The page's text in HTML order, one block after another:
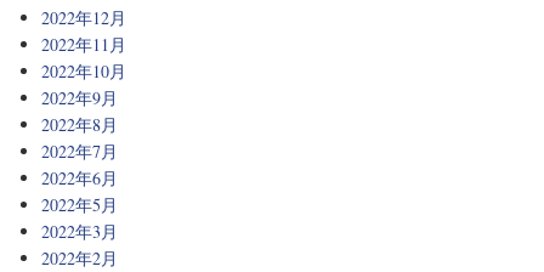
2022年12月
2022年11月
2022年10月
2022年9月
2022年8月
2022年7月
2022年6月
2022年5月
2022年3月
2022年2月